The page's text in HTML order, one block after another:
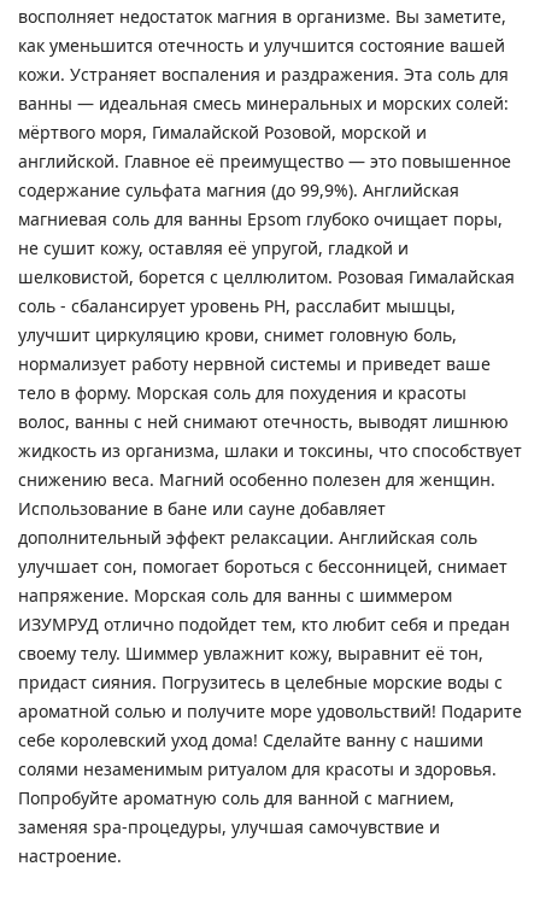
восполняет недостаток магния в организме. Вы заметите,
как уменьшится отечность и улучшится состояние вашей
кожи. Устраняет воспаления и раздражения. Эта соль для
ванны — идеальная смесь минеральных и морских солей:
мёртвого моря, Гималайской Розовой, морской и
английской. Главное её преимущество — это повышенное
содержание сульфата магния (до 99,9%). Английская
магниевая соль для ванны Epsom глубоко очищает поры,
не сушит кожу, оставляя её упругой, гладкой и
шелковистой, борется с целлюлитом. Розовая Гималайская
соль - сбалансирует уровень PH, расслабит мышцы,
улучшит циркуляцию крови, снимет головную боль,
нормализует работу нервной системы и приведет ваше
тело в форму. Морская соль для похудения и красоты
волос, ванны с ней снимают отечность, выводят лишнюю
жидкость из организма, шлаки и токсины, что способствует
снижению веса. Магний особенно полезен для женщин.
Использование в бане или сауне добавляет
дополнительный эффект релаксации. Английская соль
улучшает сон, помогает бороться с бессонницей, снимает
напряжение. Морская соль для ванны c шиммером
ИЗУМРУД отлично подойдет тем, кто любит себя и предан
своему телу. Шиммер увлажнит кожу, выравнит её тон,
придаст сияния. Погрузитесь в целебные морские воды с
ароматной солью и получите море удовольствий! Подарите
себе королевский уход дома! Сделайте ванну с нашими
солями незаменимым ритуалом для красоты и здоровья.
Попробуйте ароматную соль для ванной с магнием,
заменяя spa-процедуры, улучшая самочувствие и
настроение.